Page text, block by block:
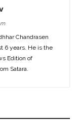
Chandrasen
6 years. He is the
Edition of
Satara.